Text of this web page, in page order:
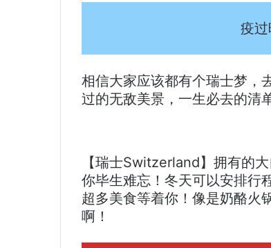
疫
相信大家应该都有个瑞士梦，
过的无敌美景，一生必去的清
【瑞士Switzerland】拥有的
你毕生难忘！冬天可以安排行
超多美食等着你！像是奶酪火
啊！